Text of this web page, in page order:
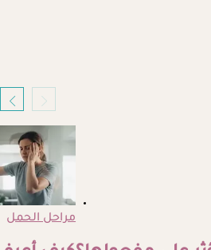
مراحل الحمل